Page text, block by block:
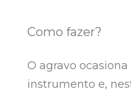
Como fazer?
O agravo
instrumento e,